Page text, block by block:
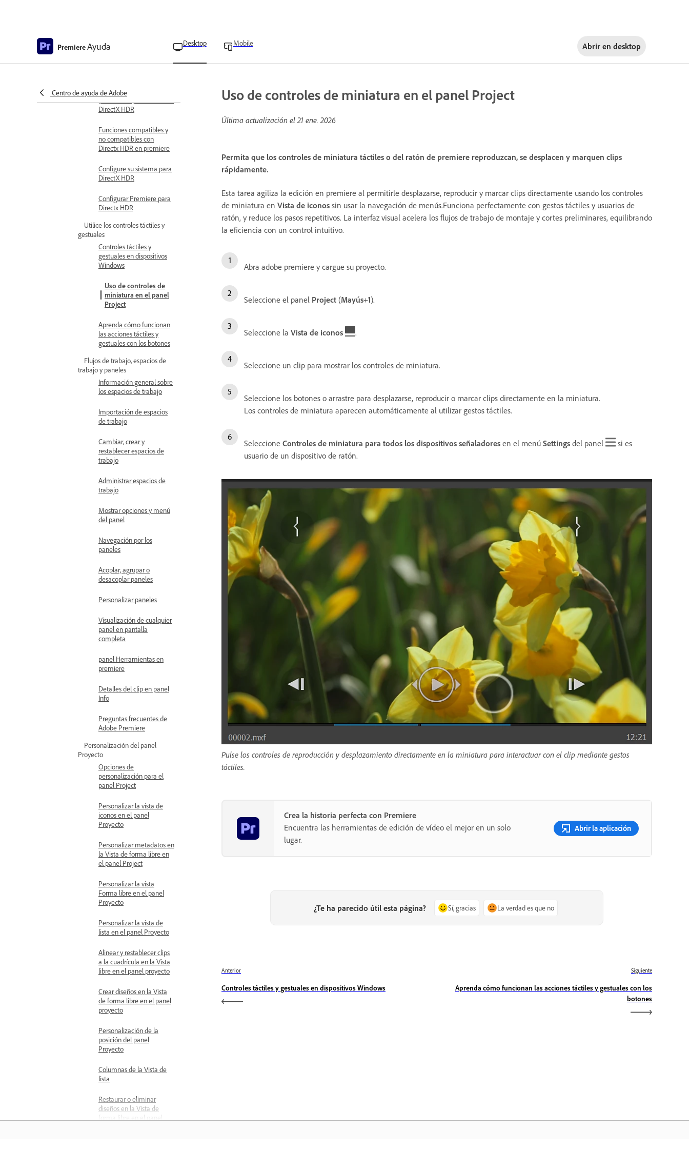
PremiereAyuda Desktop Mobile Abrir en desktop
Centro de ayuda de Adobe
abreviados de teclado
y pantallas compatibles
DirectX HDR
Funciones compatibles y
no compatibles con
Directx HDR en premiere
Configure su sistema para
DirectX HDR
Configurar Premiere para
Directx HDR
Utilice los controles táctiles y
gestuales
Controles táctiles y
gestuales en dispositivos
Windows
Uso de controles de
miniatura en el panel
Project
Aprenda cómo funcionan
las acciones táctiles y
gestuales con los botones
Flujos de trabajo, espacios de
trabajo y paneles
Información general sobre
los espacios de trabajo
Importación de espacios
de trabajo
Cambiar, crear y
restablecer espacios de
trabajo
Administrar espacios de
trabajo
Mostrar opciones y menú
del panel
Navegación por los
paneles
Acoplar, agrupar o
desacoplar paneles
Personalizar paneles
Visualización de cualquier
panel en pantalla
completa
panel Herramientas en
premiere
Detalles del clip en panel
Info
Preguntas frecuentes de
Adobe Premiere
Personalización del panel
Proyecto
Opciones de
personalización para el
panel Project
Personalizar la vista de
iconos en el panel
Proyecto
Personalizar metadatos en
la Vista de forma libre en
el panel Project
Personalizar la vista
Forma libre en el panel
Proyecto
Personalizar la vista de
lista en el panel Proyecto
Alinear y restablecer clips
a la cuadrícula en la Vista
libre en el panel proyecto
Crear diseños en la Vista
de forma libre en el panel
proyecto
Personalización de la
posición del panel
Proyecto
Columnas de la Vista de
lista
Restaurar o eliminar
diseños en la Vista de
forma libre en el panel
Uso de controles de miniatura en el panel Project
Última actualización el21 ene. 2026
Permita que los controles de miniatura táctiles o del ratón de premiere reproduzcan, se desplacen y marquen clips
rápidamente.
Esta tarea agiliza la edición en premiere al permitirle desplazarse, reproducir y marcar clips directamente usando los controles
de miniatura en Vista de iconos sin usar la navegación de menús.Funciona perfectamente con gestos táctiles y usuarios de
ratón, y reduce los pasos repetitivos. La interfaz visual acelera los flujos de trabajo de montaje y cortes preliminares, equilibrando
la eficiencia con un control intuitivo.
Abra adobe premiere y cargue su proyecto.
Seleccione el panel Project (Mayús+1).
Seleccione la Vista de iconos .
Seleccione un clip para mostrar los controles de miniatura.
Seleccione los botones o arrastre para desplazarse, reproducir o marcar clips directamente en la miniatura.
Los controles de miniatura aparecen automáticamente al utilizar gestos táctiles.
Seleccione Controles de miniatura para todos los dispositivos señaladores en el menú Settings del panel
si es
usuario de un dispositivo de ratón.
Pulse los controles de reproducción y desplazamiento directamente en la miniatura para interactuar con el clip mediante gestos
táctiles.
Crea la historia perfecta con Premiere
Encuentra las herramientas de edición de vídeo el mejor en un solo
lugar.
Abrir la aplicación
¿Te ha parecido útil esta página? Sí, gracias La verdad es que no
Anterior
Controles táctiles y gestuales en dispositivos Windows
Siguiente
Aprenda cómo funcionan las acciones táctiles y gestuales con los
botones